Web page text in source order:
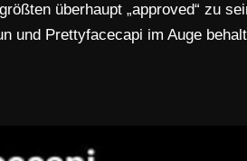
überhaupt „approved“ zu
und Prettyfacecapi im Auge